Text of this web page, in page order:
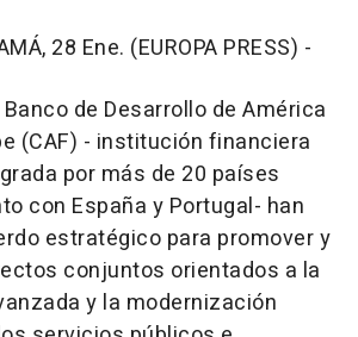
28 Ene. (EUROPA PRESS) -
de Desarrollo de América
(CAF) - institución financiera
por más de 20 países
con España y Portugal- han
estratégico para promover y
conjuntos orientados a la
y la modernización